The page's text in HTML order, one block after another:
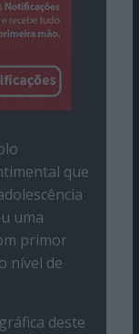
que
uma
primor
nível de
deste